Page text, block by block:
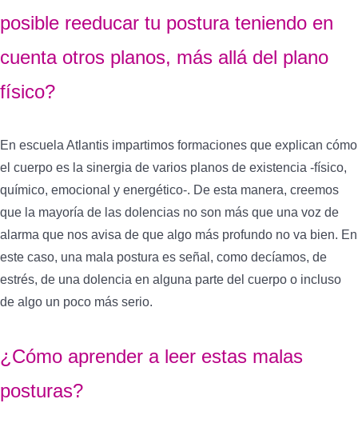
posible reeducar tu postura teniendo en
cuenta otros planos, más allá del plano
físico?
En escuela Atlantis impartimos formaciones que explican cómo
el cuerpo es la sinergia de varios planos de existencia -físico,
químico, emocional y energético-. De esta manera, creemos
que la mayoría de las dolencias no son más que una voz de
alarma que nos avisa de que algo más profundo no va bien. En
este caso, una mala postura es señal, como decíamos, de
estrés, de una dolencia en alguna parte del cuerpo o incluso
de algo un poco más serio.
¿Cómo aprender a leer estas malas
posturas?